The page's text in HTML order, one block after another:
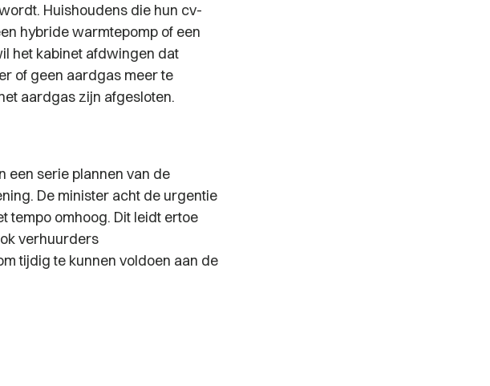
Huishoudens die hun cv-
hybride warmtepomp of een
het kabinet afdwingen dat
of geen aardgas meer te
aardgas zijn afgesloten.
een serie plannen van de
De minister acht de urgentie
tempo omhoog. Dit leidt ertoe
verhuurders
tijdig te kunnen voldoen aan de